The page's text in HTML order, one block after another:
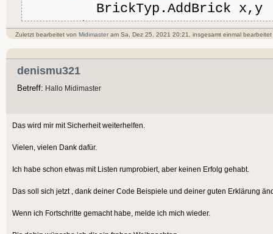
Function DrawAll()
For Local
            Brick.Draw
End Function
Method Draw()
DrawRect
         BrickTyp.AddBrick x,y
Next
Next
' malen aller bricks:
Repeat
	BrickTyp.DrawAll
	BallMalen
	BrickTyp.CheckAll
Until AppTerminate()
Zuletzt bearbeitet von Midimasteram Sa, Dez 25, 2021 20:21, insgesamt einmal bearbeitet
denismu321
Betreff: Hallo Midimaster
Das wird mir mit Sicherheit weiterhelfen.
Vielen, vielen Dank dafür.
Ich habe schon etwas mit Listen rumprobiert, aber keinen Erfolg gehabt.
Das soll sich jetzt , dank deiner Code Beispiele und deiner guten Erklärung
Wenn ich Fortschritte gemacht habe, melde ich mich wieder.